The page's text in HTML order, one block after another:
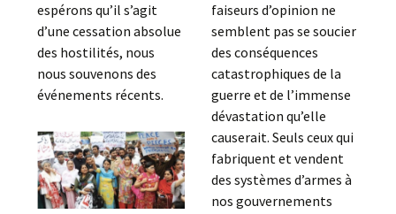
espérons qu’il s’agit
d’une cessation absolue
des hostilités, nous
nous souvenons des
événements récents.
faiseurs d’opinion ne
semblent pas se soucier
des conséquences
catastrophiques de la
guerre et de l’immense
dévastation qu’elle
causerait. Seuls ceux qui
fabriquent et vendent
des systèmes d’armes à
nos gouvernements